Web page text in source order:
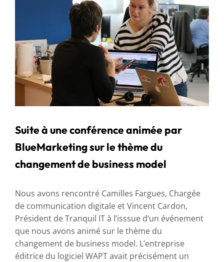
Suite à une conférence animée par
BlueMarketing sur le thème du
changement de business model
Nous avons rencontré Camilles Fargues, Chargée
de communication digitale et Vincent Cardon,
Président de Tranquil IT à l’isssue d’un événement
que nous avons animé sur le thème du
changement de business model. L’entreprise
éditrice du logiciel WAPT avait précisément un